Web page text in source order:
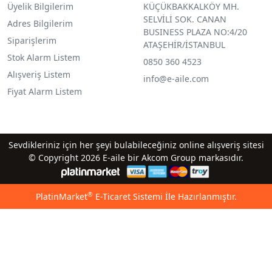
Üyelik Bilgilerim
Adres Bilgilerim
Siparişlerim
Stok Alarm Listem
Alışveriş Listem
Fiyat Alarm Listem
KÜÇÜKBAKKALKÖY MH.
SELVİLİ SOK. CANAN
BUSINESS PLAZA NO:4/20
ATAŞEHİR/İSTANBUL
0850 360 4523
info@e-aile.com
Sevdikleriniz için her şeyi bulabileceğiniz online alışveriş sitesi
© Copyright 2026 E-aile bir Akcom Group markasıdır.
PlatinMarket®E-Ticaret Sistemi İle Hazırlanmıştır.